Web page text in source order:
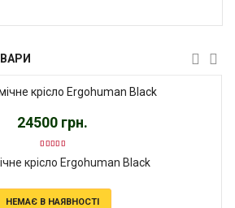
24500 грн.
крісло Ergohuman Black
НЕМАЄ В НАЯВНОСТІ